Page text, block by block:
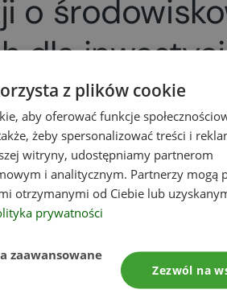
o
dla
realizacji przedsięwzięć:
na środowisko – tzw. I lista
na środowisko – tzw.
Rady Ministrów z dnia 10
na środowisko wraz
z reguły składa się w
Raport
szereg innych załączników
z plików cookie
aby oferować funkcje
żeby spersonalizować treści i
witryny, udostępniamy partnerom
i analitycznym. Partnerzy mogą
otrzymanymi od Ciebie lub
prywatności
Zezwól na
zaawansowane